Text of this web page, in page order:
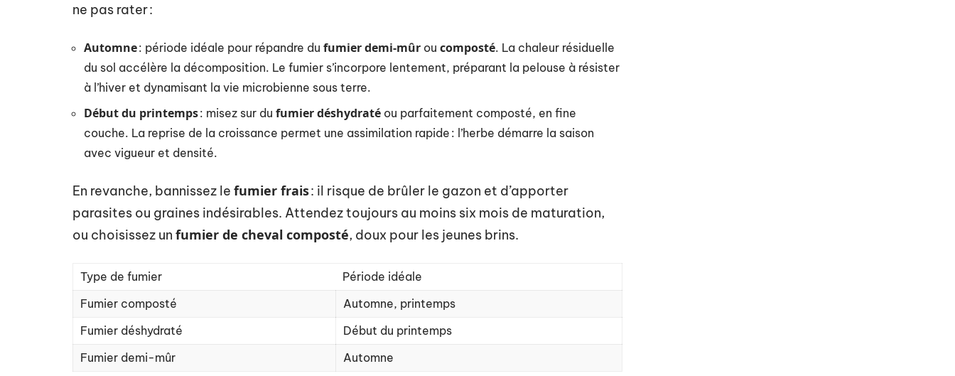
ne pas rater :
Automne: période idéale pour répandre du fumier demi-mûr ou composté. La chaleur résiduelle
du sol accélère la décomposition. Le fumier s’incorpore lentement, préparant la pelouse à résister
à l’hiver et dynamisant la vie microbienne sous terre.
Début du printemps: misez sur du fumier déshydraté ou parfaitement composté, en fine
couche. La reprise de la croissance permet une assimilation rapide : l’herbe démarre la saison
avec vigueur et densité.
En revanche, bannissez le fumier frais: il risque de brûler le gazon et d’apporter
parasites ou graines indésirables. Attendez toujours au moins six mois de maturation,
ou choisissez un fumier de cheval composté, doux pour les jeunes brins.
Type de fumier
Période idéale
Fumier composté
Automne, printemps
Fumier déshydraté
Début du printemps
Fumier demi-mûr
Automne